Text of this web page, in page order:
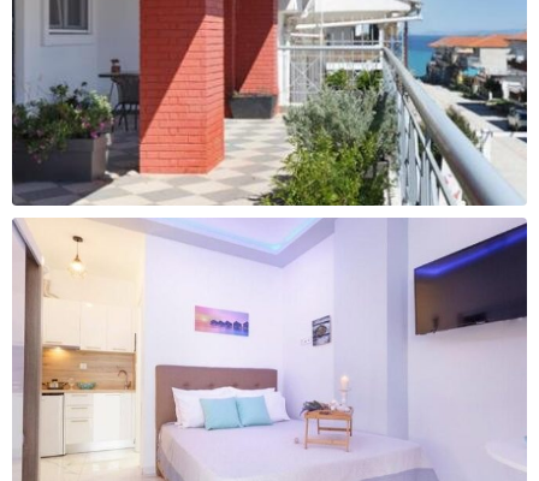
2400 ден 2600 ден
За уплата
42.000 - 45.000 ден
Cashback
2800 ден
За уплата
45.000 - 65.000 ден
Cashback
3300 ден
За уплата
65.000 - 85.000 ден
3700 ден
над 85.000 ден
Cashback
4100 ден